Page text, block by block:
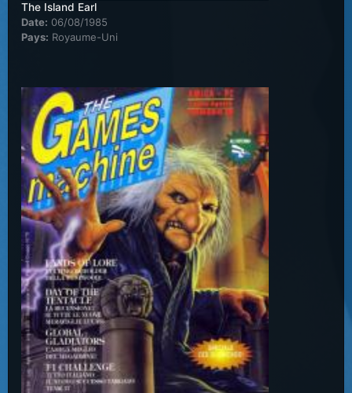
The Island Earl
Date: 06/08/1985
Pays: Royaume-Uni